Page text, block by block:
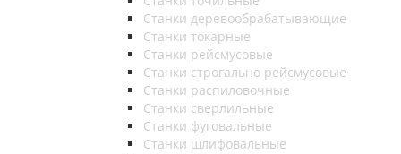
Станки деревообрабатывающие
Станки токарные
Станки рейсмусовые
Станки строгально рейсмусовые
Станки распиловочные
Станки сверлильные
Станки фуговальные
Станки шлифовальные